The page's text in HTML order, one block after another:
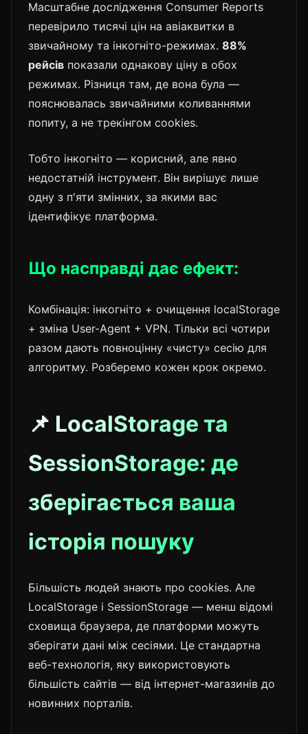
Масштабне дослідження Consumer Reports
перевірило тисячі цін на авіаквитки в
звичайному та інкогніто-режимах. 88%
рейсів показали однакову ціну в обох
режимах. Різниця там, де вона була —
пояснювалась звичайними коливаннями
попиту, а не трекінгом cookies.
Тобто інкогніто — корисний, але явно
недостатній інструмент. Він вирішує лише
одну з п'яти змінних, за якими вас
ідентифікує платформа.
Що насправді дає ефект:
Комбінація: інкогніто + очищення localStorage
+ зміна User-Agent + VPN. Тільки всі чотири
разом дають повноцінну «чисту» сесію для
алгоритму. Розберемо кожен крок окремо.
📌 LocalStorage та
SessionStorage: де
зберігається ваша
історія пошуку
Більшість людей знають про cookies. Але
LocalStorage і SessionStorage — менш відомі
сховища браузера, де платформи можуть
зберігати дані між сесіями. Це стандартна
веб-технологія, яку використовують
більшість сайтів — від інтернет-магазинів до
новинних порталів.